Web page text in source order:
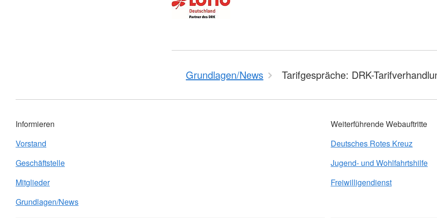
Grundlagen/News Tarifgespräche: DRK-
Informieren
Vorstand
Geschäftstelle
Mitglieder
Grundlagen/News
Weiterführende Webauftritte
Deutsches Rotes Kreuz
Jugend- und Wohlfahrtshilfe
Freiwilligendienst